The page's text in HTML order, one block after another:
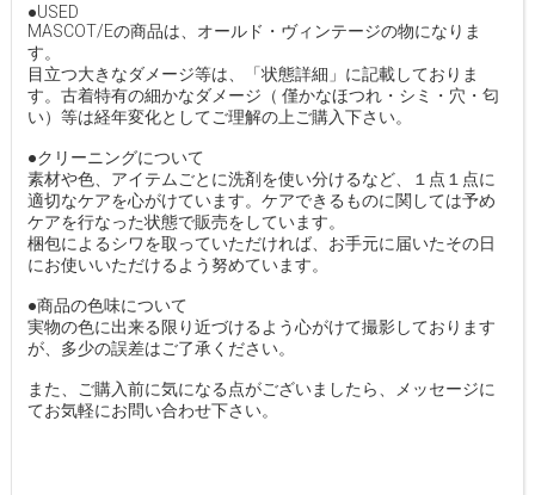
●USED
MASCOT/Eの商品は、オールド・ヴィンテージの物になりま
す。
目立つ大きなダメージ等は、「状態詳細」に記載しておりま
す。古着特有の細かなダメージ（ 僅かなほつれ・シミ・穴・匂
い）等は経年変化としてご理解の上ご購入下さい。
●クリーニングについて
素材や色、アイテムごとに洗剤を使い分けるなど、１点１点に
適切なケアを心がけています。ケアできるものに関しては予め
ケアを行なった状態で販売をしています。
梱包によるシワを取っていただければ、お手元に届いたその日
にお使いいただけるよう努めています。
●商品の色味について
実物の色に出来る限り近づけるよう心がけて撮影しております
が、多少の誤差はご了承ください。
また、ご購入前に気になる点がございましたら、メッセージに
てお気軽にお問い合わせ下さい。